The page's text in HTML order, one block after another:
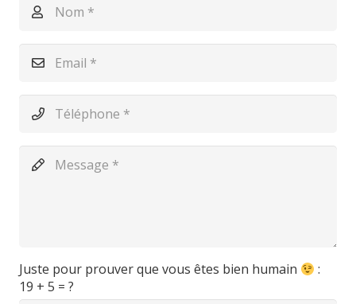
Juste pour prouver que vous êtes bien humain
:
19 + 5 = ?